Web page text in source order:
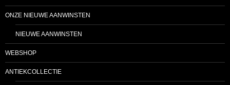
ONZE NIEUWE AANWINSTEN
NIEUWE AANWINSTEN
WEBSHOP
ANTIEKCOLLECTIE